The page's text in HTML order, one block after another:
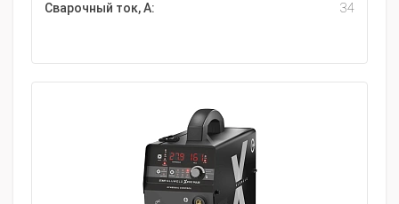
Сварочный ток, А:
34